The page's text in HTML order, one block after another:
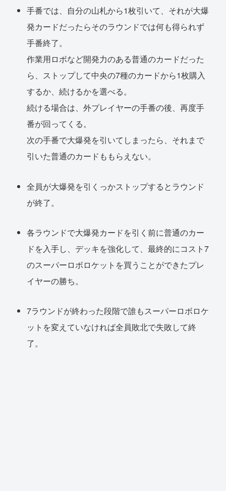
手番では、自分の山札から1枚引いて、それが大爆
発カードだったらそのラウンドでは何も得られず
手番終了。
作業用ロボなど開発力のある普通のカードだった
ら、ストップして中央の7種のカードから1枚購入
するか、続けるかを選べる。
続ける場合は、外プレイヤーの手番の後、再度手
番が回ってくる。
次の手番で大爆発を引いてしまったら、それまで
引いた普通のカードももらえない。
全員が大爆発を引くっかストップするとラウンド
が終了。
各ラウンドで大爆発カードを引く前に普通のカー
ドを入手し、デッキを強化して、最終的にコスト7
のスーパーロボロケットを買うことができたプレ
イヤーの勝ち。
7ラウンドが終わった段階で誰もスーパーロボロケ
ットを変えていなければ全員敗北で失敗して終
了。